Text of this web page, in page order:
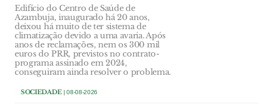
Edifício do Centro de Saúde de
Azambuja, inaugurado há 20 anos,
deixou há muito de ter sistema de
climatização devido a uma avaria. Após
anos de reclamações, nem os 300 mil
euros do PRR, previstos no contrato-
programa assinado em 2024,
conseguiram ainda resolver o problema.
SOCIEDADE| 08-08-2026